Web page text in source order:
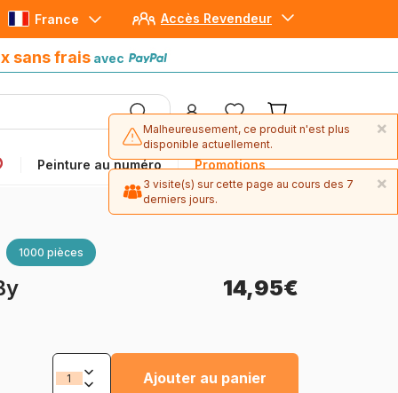
Accès Revendeur
France
sans frais avec
Peinture au numéro Promotions
avec Paypal
1000 pièces
14,95€
Ajouter au panier
×
Malheureusement, ce produit n'est plus
disponible actuellement.
×
3 visite(s) sur cette page au cours des 7
derniers jours.